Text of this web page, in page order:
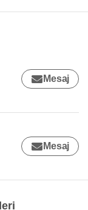
Mesaj
Mesaj